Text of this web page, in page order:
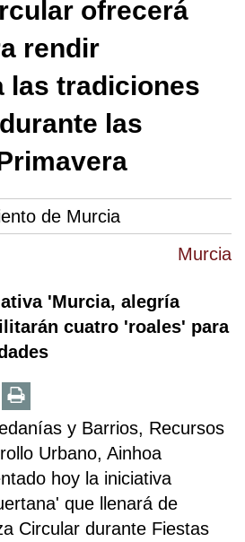
Murcia
ofrecerá
rendir
las tradiciones
las
de Murcia
'Murcia, alegría
cuatro 'roales' para
y Barrios, Recursos
Urbano, Ainhoa
hoy la iniciativa
que llenará de
Circular durante Fiestas